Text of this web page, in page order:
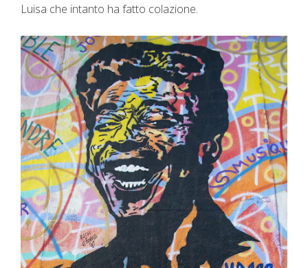
Luisa che intanto ha fatto colazione.